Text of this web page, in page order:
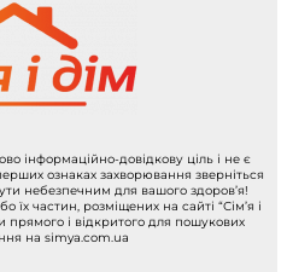
інформаційно-довідкову ціль і не є
ознаках захворювання зверніться
небезпечним для вашого здоров’я!
їх частин, розміщених на сайті “Сім’я і
прямого і відкритого для пошукових
на simya.com.ua